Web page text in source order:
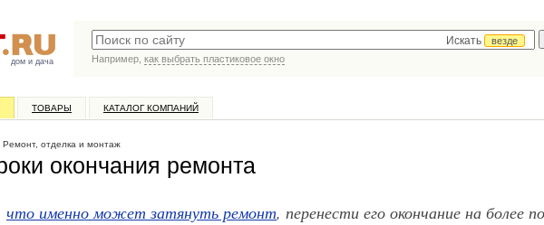
дом и дача
Искать
везде
Например, как выбрать пластиковое окно
ТОВАРЫ КАТАЛОГ КОМПАНИЙ
Ремонт, отделка и монтаж
окончания ремонта
что именно может затянуть ремонт, перенести его окончание на более